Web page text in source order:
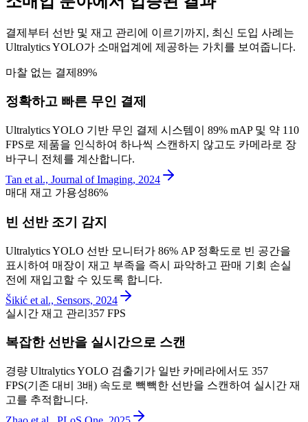
결제부터 선반 및 재고 관리에 이르기까지, 최신 도입 사례는
Ultralytics YOLO가 소매업계에 제공하는 가치를 보여줍니다.
마찰 없는 결제 89%
정확하고 빠른 무인 결제
Ultralytics YOLO 기반 무인 결제 시스템이 89% mAP 및 약 110
FPS로 제품을 인식하여 하나씩 스캔하지 않고도 카메라로 장
바구니 전체를 계산합니다.
Tan et al., Journal of Imaging, 2024
매대 재고 가용성86%
빈 선반 조기 감지
Ultralytics YOLO 선반 모니터가 86% AP 정확도로 빈 공간을
표시하여 매장이 재고 부족을 즉시 파악하고 판매 기회 손실
전에 재입고할 수 있도록 합니다.
Šikić et al., Sensors, 2024
실시간 재고 관리 357 FPS
복잡한 선반을 실시간으로 스캔
경량 Ultralytics YOLO 검출기가 일반 카메라에서도 357
FPS(기존 대비 3배) 속도로 빽빽한 선반을 스캔하여 실시간 재
고를 추적합니다.